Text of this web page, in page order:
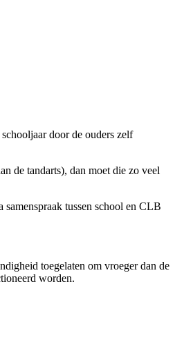
door de ouders zelf
de tandarts), dan moet die zo veel
tussen school en CLB
toegelaten om vroeger dan de
worden.